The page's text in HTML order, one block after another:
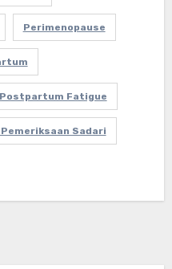
Perimenopause
Postpartum Fatigue
Sadari